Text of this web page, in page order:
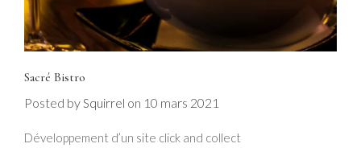
Sacré Bistro
Posted bySquirrel on 10 mars 2021
Développement d’un site click and collect